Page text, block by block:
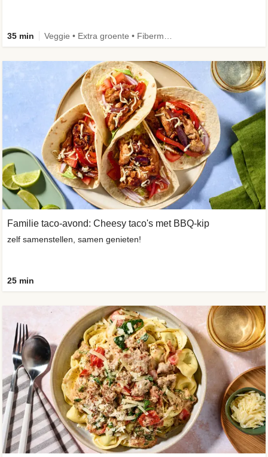
35 min
Familie taco-avond: Cheesy taco's met BBQ-kip
zelf samenstellen, samen genieten!
25 min